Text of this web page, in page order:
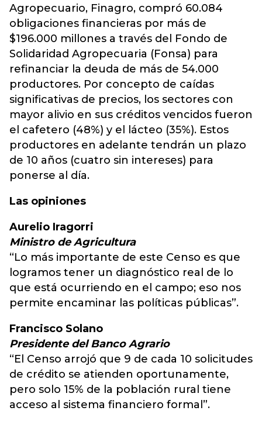
Agropecuario, Finagro, compró 60.084
obligaciones financieras por más de
$196.000 millones a través del Fondo de
Solidaridad Agropecuaria (Fonsa) para
refinanciar la deuda de más de 54.000
productores. Por concepto de caídas
significativas de precios, los sectores con
mayor alivio en sus créditos vencidos fueron
el cafetero (48%) y el lácteo (35%). Estos
productores en adelante tendrán un plazo
de 10 años (cuatro sin intereses) para
ponerse al día.
Las opiniones
Aurelio Iragorri
Ministro de Agricultura
“Lo más importante de este Censo es que
logramos tener un diagnóstico real de lo
que está ocurriendo en el campo; eso nos
permite encaminar las políticas públicas”.
Francisco Solano
Presidente del Banco Agrario
“El Censo arrojó que 9 de cada 10 solicitudes
de crédito se atienden oportunamente,
pero solo 15% de la población rural tiene
acceso al sistema financiero formal”.